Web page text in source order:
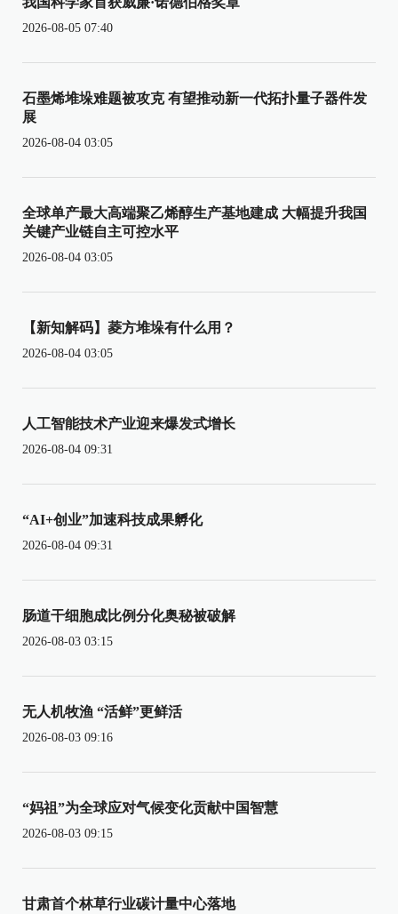
2026-08-05 07:40
石墨烯堆垛难题被攻克 有望推动新一代拓扑量子器件发
展
2026-08-04 03:05
全球单产最大高端聚乙烯醇生产基地建成 大幅提升我国
关键产业链自主可控水平
2026-08-04 03:05
【新知解码】菱方堆垛有什么用？
2026-08-04 03:05
人工智能技术产业迎来爆发式增长
2026-08-04 09:31
“AI+创业”加速科技成果孵化
2026-08-04 09:31
肠道干细胞成比例分化奥秘被破解
2026-08-03 03:15
无人机牧渔 “活鲜”更鲜活
2026-08-03 09:16
“妈祖”为全球应对气候变化贡献中国智慧
2026-08-03 09:15
甘肃首个林草行业碳计量中心落地